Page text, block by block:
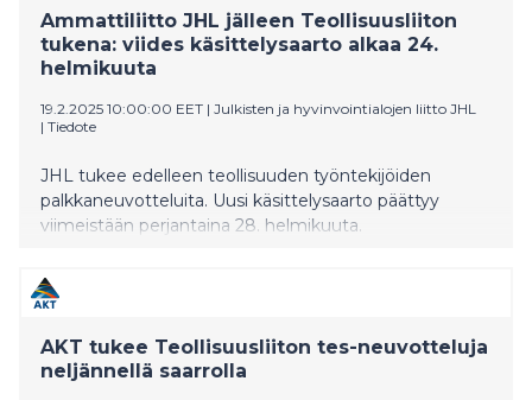
Ammattiliitto JHL jälleen Teollisuusliiton
tukena: viides käsittelysaarto alkaa 24.
helmikuuta
19.2.2025 10:00:00 EET | Julkisten ja hyvinvointialojen liitto JHL
| Tiedote
JHL tukee edelleen teollisuuden työntekijöiden
palkkaneuvotteluita. Uusi käsittelysaarto päättyy
viimeistään perjantaina 28. helmikuuta.
AKT tukee Teollisuusliiton tes-neuvotteluja
neljännellä saarrolla